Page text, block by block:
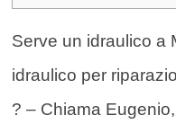
Serve un idraulico a
idraulico per
? – Chiama